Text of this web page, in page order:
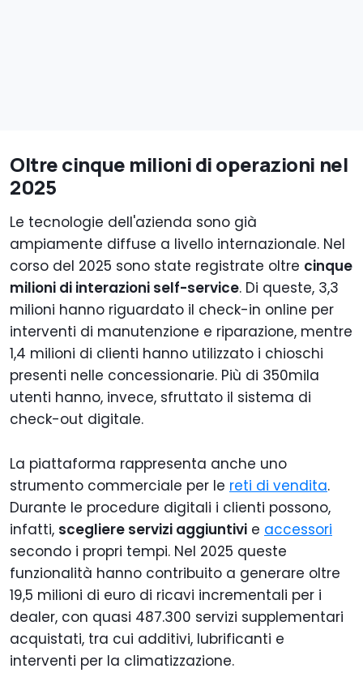
Oltre cinque milioni di operazioni nel
2025
Le tecnologie dell'azienda sono già
ampiamente diffuse a livello internazionale. Nel
corso del 2025 sono state registrate oltre cinque
milioni di interazioni self-service. Di queste, 3,3
milioni hanno riguardato il check-in online per
interventi di manutenzione e riparazione, mentre
1,4 milioni di clienti hanno utilizzato i chioschi
presenti nelle concessionarie. Più di 350mila
utenti hanno, invece, sfruttato il sistema di
check-out digitale.
La piattaforma rappresenta anche uno
strumento commerciale per le reti di vendita.
Durante le procedure digitali i clienti possono,
infatti, scegliere servizi aggiuntivi e accessori
secondo i propri tempi. Nel 2025 queste
funzionalità hanno contribuito a generare oltre
19,5 milioni di euro di ricavi incrementali per i
dealer, con quasi 487.300 servizi supplementari
acquistati, tra cui additivi, lubrificanti e
interventi per la climatizzazione.